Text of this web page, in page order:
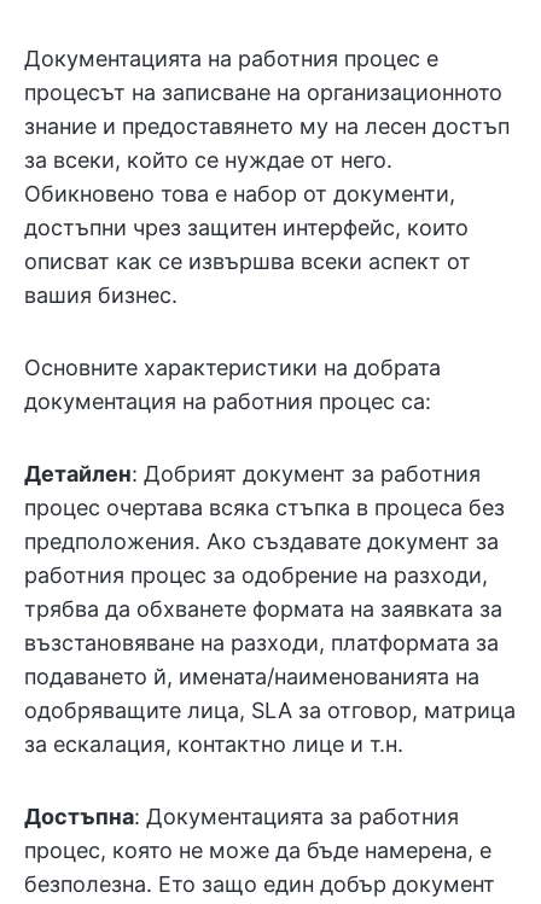
Документацията на работния процес е
процесът на записване на организационното
знание и предоставянето му на лесен достъп
за всеки, който се нуждае от него.
Обикновено това е набор от документи,
достъпни чрез защитен интерфейс, които
описват как се извършва всеки аспект от
вашия бизнес.
Основните характеристики на добрата
документация на работния процес са:
Детайлен: Добрият документ за работния
процес очертава всяка стъпка в процеса без
предположения. Ако създавате документ за
работния процес за одобрение на разходи,
трябва да обхванете формата на заявката за
възстановяване на разходи, платформата за
подаването й, имената/наименованията на
одобряващите лица, SLA за отговор, матрица
за ескалация, контактно лице и т.н.
Достъпна: Документацията за работния
процес, която не може да бъде намерена, е
безполезна. Ето защо един добър документ